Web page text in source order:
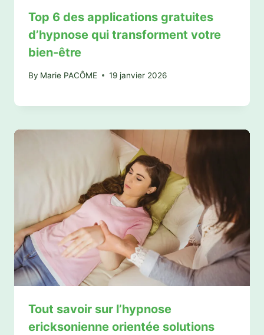
Top 6 des applications gratuites
d’hypnose qui transforment votre
bien-être
By Marie PACÔME 19 janvier 2026
Tout savoir sur l’hypnose
ericksonienne orientée solutions